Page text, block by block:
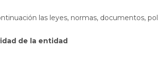
las leyes, normas, documentos,
de la entidad